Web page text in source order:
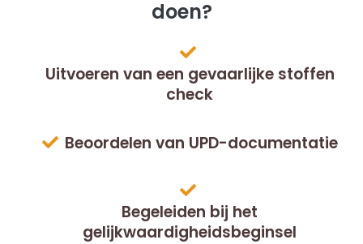
doen?
Uitvoeren van een gevaarlijke stoffen
check
Beoordelen van UPD-documentatie
Begeleiden bij het
gelijkwaardigheidsbeginsel